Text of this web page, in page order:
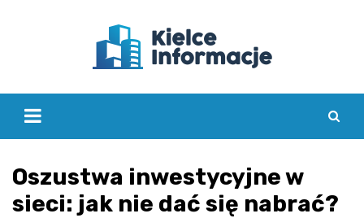
Oszustwa inwestycyjne w
sieci: jak nie dać się nabrać?